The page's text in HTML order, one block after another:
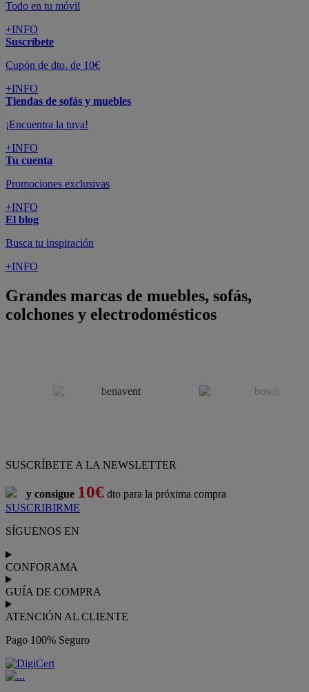
Todo en tu móvil
+INFO
Suscríbete
Cupón de dto. de 10€
+INFO
Tiendas de sofás y muebles
¡Encuentra la tuya!
+INFO
Tu cuenta
Promociones exclusivas
+INFO
El blog
Busca tu inspiración
+INFO
Grandes marcas de muebles, sofás,
colchones y electrodomésticos
SUSCRÍBETE A LA NEWSLETTER
y consigue 10€ dto para la próxima compra
SUSCRIBIRME
SÍGUENOS EN
CONFORAMA
GUÍA DE COMPRA
ATENCIÓN AL CLIENTE
Pago 100% Seguro